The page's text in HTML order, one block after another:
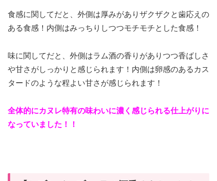
食感に関してだと、外側は厚みがありザクザクと歯応えの
ある食感！内側はみっちりしつつモチモチとした食感！
味に関してだと、外側はラム酒の香りがありつつ香ばしさ
や甘さがしっかりと感じられます！内側は卵感のあるカス
タードのような程よい甘さが感じられます！
全体的にカヌレ特有の味わいに濃く感じられる仕上がりに
なっていました！！